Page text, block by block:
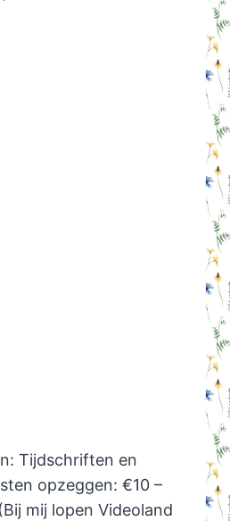
Tijdschriften en
opzeggen: €10 –
mij lopen Videoland